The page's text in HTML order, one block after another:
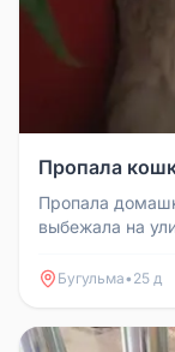
Пропала
Пропала
выбежала на
Бугульма• 25 д